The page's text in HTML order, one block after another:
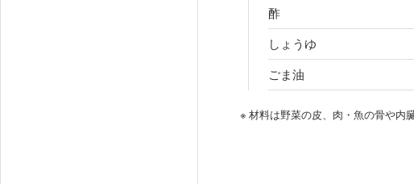
酢
しょうゆ
ごま油
※ 材料は野菜の皮、肉・魚の骨や内